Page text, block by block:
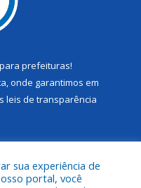
prefeituras!
onde garantimos em
leis de transparência
sua experiência de
portal, você